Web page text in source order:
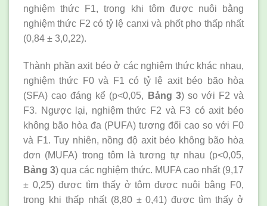
nghiệm thức F1, trong khi tôm được nuôi bằng
nghiệm thức F2 có tỷ lệ canxi và phốt pho thấp nhất
(0,84 ± 3,0,22).
Thành phần axit béo ở các nghiệm thức khác nhau,
nghiệm thức F0 và F1 có tỷ lệ axit béo bão hòa
(SFA) cao đáng kể (p<0,05,
Bảng 3) so với F2 và
F3. Ngược lại, nghiệm thức F2 và F3 có axit béo
không bão hòa đa (PUFA) tương đối cao so với F0
và F1. Tuy nhiên, nồng độ axit béo không bão hòa
đơn (MUFA) trong tôm là tương tự nhau (p<0,05,
Bảng 3) qua các nghiệm thức. MUFA cao nhất (9,17
± 0,25) được tìm thấy ở tôm được nuôi bằng F0,
trong khi thấp nhất (8,80 ± 0,41) được tìm thấy ở